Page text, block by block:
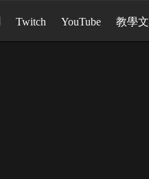
Twitch YouTube 教學文